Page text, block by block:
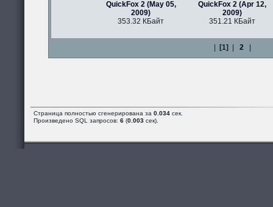
QuickFox 2 (May 05,
2009)
353.32 КБайт
QuickFox 2 (Apr 12,
2009)
351.21 КБайт
[1] 2
Страница полностью сгенерирована за 0.034 сек.
Произведено SQL запросов: 6 (0.003 сек).